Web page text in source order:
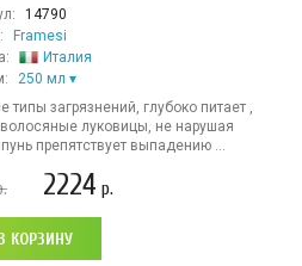
14790
Framesi
Италия
250 мл
загрязнений, глубоко питает ,
луковицы, не нарушая
препятствует выпадению ...
2224 р.
КОРЗИНУ